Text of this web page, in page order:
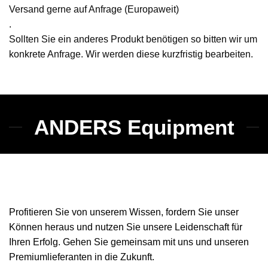
Versand gerne auf Anfrage (Europaweit)
.
Sollten Sie ein anderes Produkt benötigen so bitten wir um
konkrete Anfrage. Wir werden diese kurzfristig bearbeiten.
ANDERS Equipment
Profitieren Sie von unserem Wissen, fordern Sie unser
Können heraus und nutzen Sie unsere Leidenschaft für
Ihren Erfolg. Gehen Sie gemeinsam mit uns und unseren
Premiumlieferanten in die Zukunft.